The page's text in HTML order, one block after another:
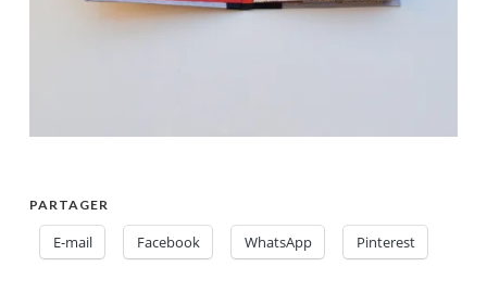
PARTAGER
E-mail Facebook WhatsApp Pinterest